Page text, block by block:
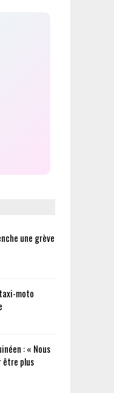
une grève
moto
: « Nous
être plus